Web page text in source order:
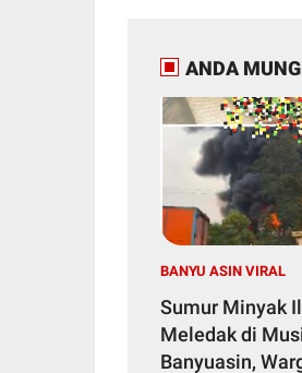
ANDA
BANYU ASIN VIRAL
Sumur Minyak
Meledak di
Banyuasin,